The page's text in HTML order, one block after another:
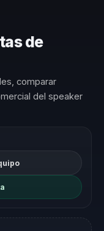
de
comparar
del speaker